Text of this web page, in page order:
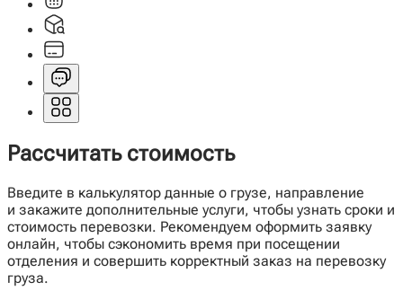
Рассчитать стоимость
Введите в калькулятор данные о грузе, направление
и закажите дополнительные услуги, чтобы узнать сроки и
стоимость перевозки. Рекомендуем оформить заявку
онлайн, чтобы сэкономить время при посещении
отделения и совершить корректный заказ на перевозку
груза.